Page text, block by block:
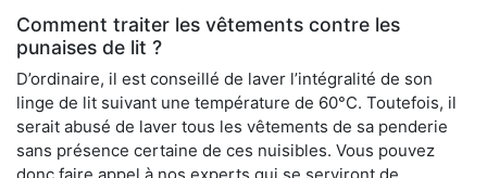
Comment traiter les vêtements contre les
punaises de lit ?
D’ordinaire, il est conseillé de laver l’intégralité de son
linge de lit suivant une température de 60°C. Toutefois, il
serait abusé de laver tous les vêtements de sa penderie
sans présence certaine de ces nuisibles. Vous pouvez